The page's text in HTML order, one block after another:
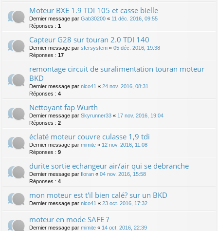
Moteur BXE 1.9 TDI 105 et casse bielle
Dernier message par Gab30200 « 11 déc. 2016, 09:55
Réponses : 1
Capteur G28 sur touran 2.0 TDI 140
Dernier message par sfersystem « 05 déc. 2016, 19:38
Réponses : 17
remontage circuit de suralimentation touran moteur
BKD
Dernier message par nico41 « 24 nov. 2016, 08:31
Réponses : 4
Nettoyant fap Wurth
Dernier message par Skyrunner33 « 17 nov. 2016, 19:04
Réponses : 2
éclaté moteur couvre culasse 1,9 tdi
Dernier message par mimite « 12 nov. 2016, 11:08
Réponses : 9
durite sortie echangeur air/air qui se debranche
Dernier message par floran « 04 nov. 2016, 15:58
Réponses : 4
mon moteur est t'il bien calé? sur un BKD
Dernier message par nico41 « 23 oct. 2016, 17:32
moteur en mode SAFE ?
Dernier message par mimite « 14 oct. 2016, 22:39